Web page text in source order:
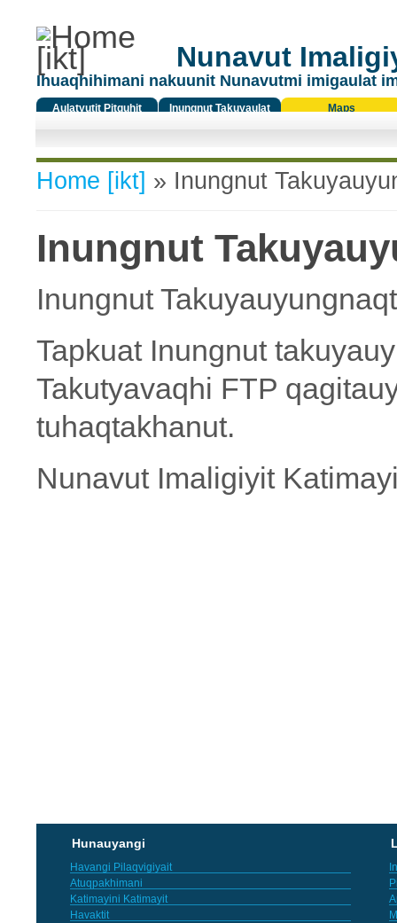
Nunavut
Ihuaqhihimani nakuunit Nunavutmi imigaulat
Aulatyutit Pitquhit
Inungnut Takuyaulat
Maps
You are here
Home [ikt] » Inungnut
Inungnut
Inungnut
Tapkuat Inungnut
Takutyavaqhi FTP
tuhaqtakhanut.
Nunavut Imaligiyit
Hunauyangi
Havangi Pilaqvigiyait
Atuqpakhimani
Katimayini Katimayit
Havaktit